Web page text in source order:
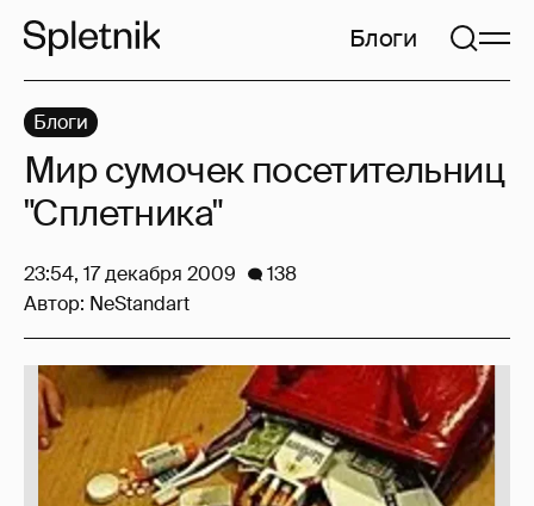
Блоги
Блоги
Мир сумочек посетительниц
"Сплетника"
23:54, 17 декабря 2009
138
Автор: NeStandart